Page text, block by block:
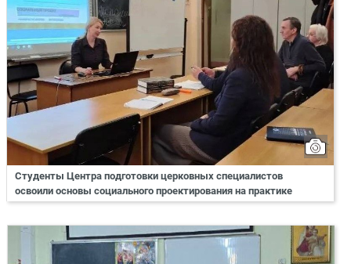
Студенты Центра подготовки церковных специалистов
освоили основы социального проектирования на практике